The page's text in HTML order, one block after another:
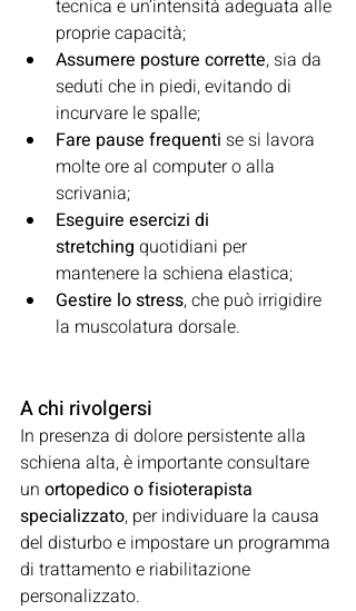
tecnica e un’intensità adeguata alle
proprie capacità;
Assumere posture corrette, sia da
seduti che in piedi, evitando di
incurvare le spalle;
Fare pause frequenti se si lavora
molte ore al computer o alla
scrivania;
Eseguire esercizi di
stretching quotidiani per
mantenere la schiena elastica;
Gestire lo stress, che può irrigidire
la muscolatura dorsale.
A chi rivolgersi
In presenza di dolore persistente alla
schiena alta, è importante consultare
un ortopedico o fisioterapista
specializzato, per individuare la causa
del disturbo e impostare un programma
di trattamento e riabilitazione
personalizzato.